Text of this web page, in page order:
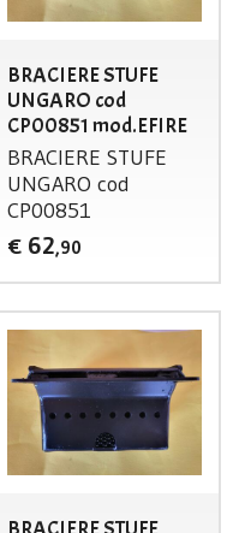
BRACIERE STUFE
UNGARO cod
CP00851 mod.EFIRE
BRACIERE STUFE
UNGARO cod
CP00851
€ 62,90